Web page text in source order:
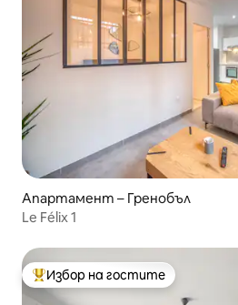
Апартамент – Гренобъл
Le Félix 1
Най-популярен избор на гостите
Избор на гостите